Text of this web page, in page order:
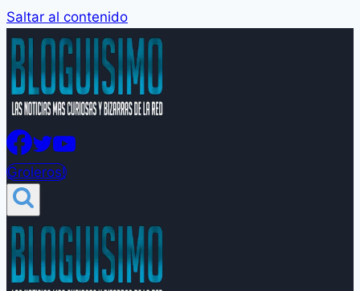
Saltar al contenido
Groleros!